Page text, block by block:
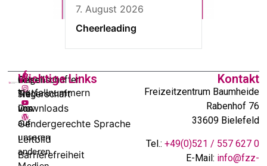
7. August 2026
Cheerleading
Folgen
Sie
uns
auf
unseren
anderen
In
Trägerschaft
von:
Gesellschafter:
Wichtige Links
Notfallnummern
Downloads
Gendergerechte Sprache
Leitbild
Barrierefreiheit
Kontakt
Freizeitzentrum Baumheide
Rabenhof 76
33609 Bielefeld
Tel.: +49(0)521 / 557 627 0
E-Mail: info@fzz-